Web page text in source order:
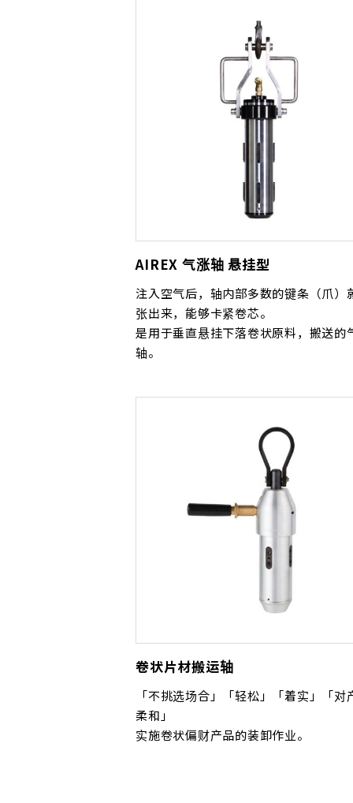
AIREX 气涨轴 悬挂型
注入空气后，轴内部多数的键条（爪）
张出来，能够卡紧卷芯。
是用于垂直悬挂下落卷状原料，搬送的
轴。
卷状片材搬运轴
「不挑选场合」「轻松」「着实」「对
柔和」
实施卷状偏财产品的装卸作业。